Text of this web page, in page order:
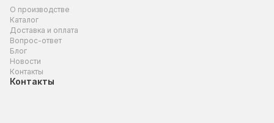
О производстве
Каталог
Доставка и оплата
Вопрос-ответ
Блог
Новости
Контакты
Контакты